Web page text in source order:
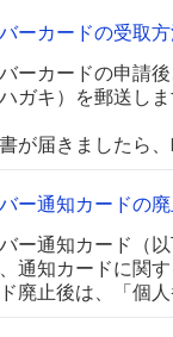
ーカードの受取
ーカードの申請
ガキ）を郵送しま
が届きましたら
ー通知カードの
ー通知カード（
通知カードに関
廃止後は、「個